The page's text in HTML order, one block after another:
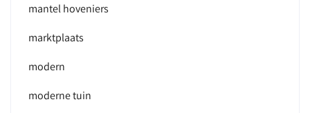
mantel hoveniers
marktplaats
modern
moderne tuin